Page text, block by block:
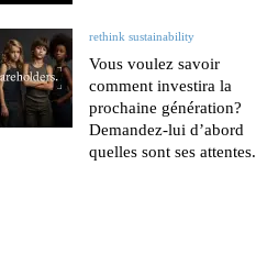
rethink sustainability
Vous voulez savoir
comment investira la
prochaine génération?
Demandez-lui d’abord
quelles sont ses attentes.